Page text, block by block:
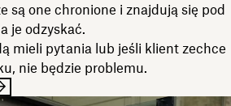
są one chronione i znajdują się pod
je odzyskać.
mieli pytania lub jeśli klient zechce
nie będzie problemu.